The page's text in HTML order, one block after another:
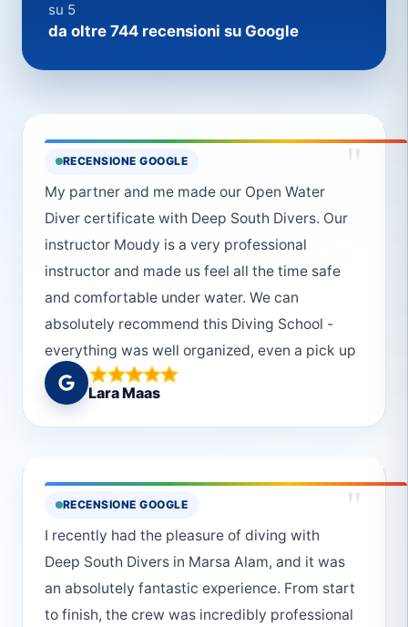
su 5
da oltre 744 recensioni su Google
RECENSIONE GOOGLE "
My partner and me made our Open Water
Diver certificate with Deep South Divers. Our
instructor Moudy is a very professional
instructor and made us feel all the time safe
and comfortable under water. We can
absolutely recommend this Diving School -
everything was well organized, even a pick up
from the hotel was possible. We would choose
Deep South Divers every single time again!
And thanks to the really helpful and friendly
Lara Maas
RECENSIONE GOOGLE "
I recently had the pleasure of diving with
Deep South Divers in Marsa Alam, and it was
an absolutely fantastic experience. From start
to finish, the crew was incredibly professional